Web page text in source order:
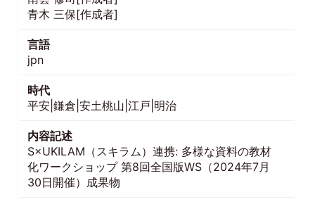
青木 三保[作成者]
言語
jpn
時代
平安|鎌倉|安土桃山|江戸|明治
内容記述
S×UKILAM（スキラム）連携: 多様な資料の教材
化ワークショップ 第8回全国版WS（2024年7月
30日開催）成果物